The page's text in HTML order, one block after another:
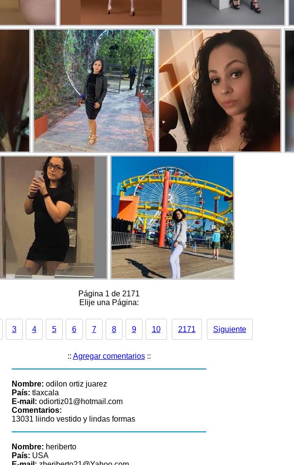
Página 1 de 2171
Elije una Página:
3 4 5 6 7 8 9 10 2171 Siguiente
:: Agregar comentarios::
Nombre: odilon ortiz juarez
País: tlaxcala
E-mail: odiortiz01@hotmail.com
Comentarios:
13031 liindo vestido y lindas formas
Nombre: heriberto
País: USA